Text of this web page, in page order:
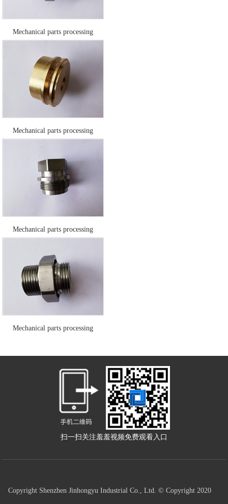
Mechanical parts processing
Mechanical parts processing
Mechanical parts processing
Mechanical parts processing
扫一扫关注羞羞视频免费观看入口
Copyright Shenzhen Jinhongyu Industrial Co., Ltd. © Copyright 2020